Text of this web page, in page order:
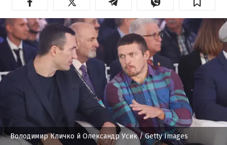
Володимир Кличко й Олександр Усик/ Getty Images